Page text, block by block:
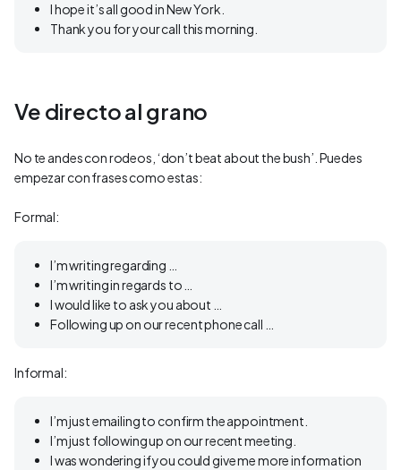
I hope it’s all good in New York.
Thank you for your call this morning.
Ve directo al grano
No te andes con rodeos, ‘don’t beat about the bush’. Puedes
empezar con frases como estas:
Formal:
I’m writing regarding …
I’m writing in regards to …
I would like to ask you about …
Following up on our recent phone call …
Informal:
I’m just emailing to confirm the appointment.
I’m just following up on our recent meeting.
I was wondering if you could give me more information